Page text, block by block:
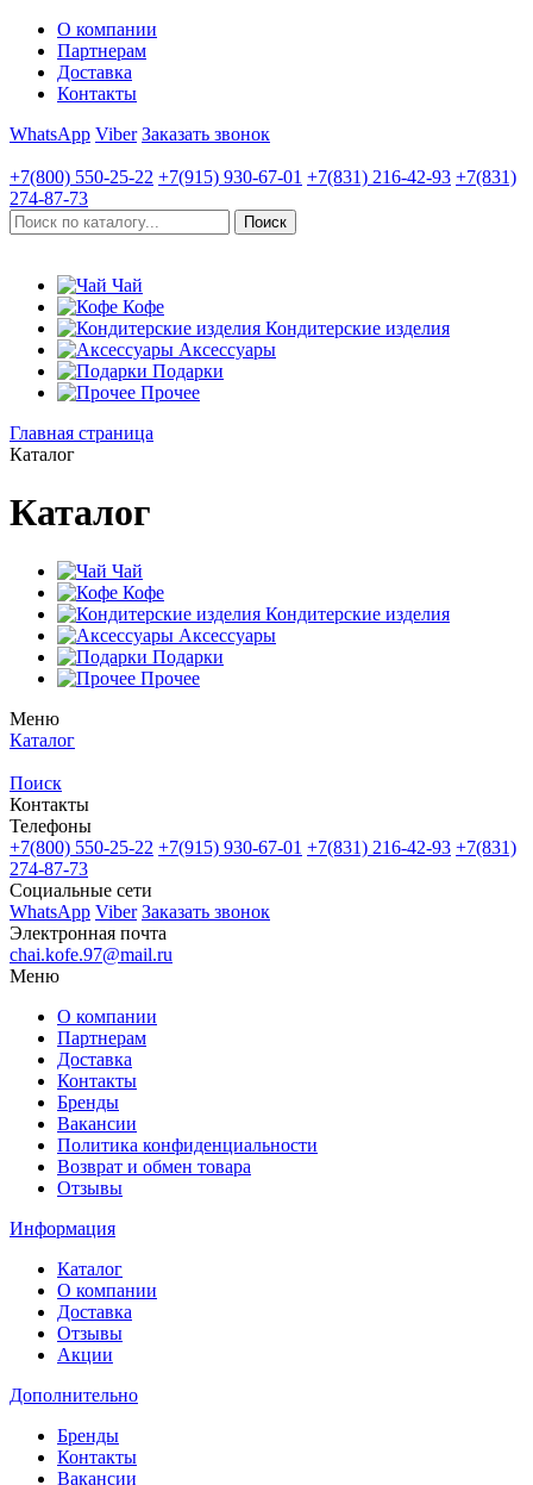
О компании
Партнерам
Доставка
Контакты
WhatsApp Viber Заказать звонок
+7(800) 550-25-22 +7(915) 930-67-01 +7(831) 216-42-93 +7(831)
274-87-73
Чай
Кофе
Кондитерские изделия
Аксессуары
Подарки
Прочее
Главная страница
Каталог
Каталог
Чай
Кофе
Кондитерские изделия
Аксессуары
Подарки
Прочее
Меню
Каталог
Поиск
Контакты
Телефоны
+7(800) 550-25-22 +7(915) 930-67-01 +7(831) 216-42-93 +7(831)
274-87-73
Социальные сети
WhatsApp Viber Заказать звонок
Электронная почта
chai.kofe.97@mail.ru
Меню
О компании
Партнерам
Доставка
Контакты
Бренды
Вакансии
Политика конфиденциальности
Возврат и обмен товара
Отзывы
Информация
Каталог
О компании
Доставка
Отзывы
Акции
Дополнительно
Бренды
Контакты
Вакансии